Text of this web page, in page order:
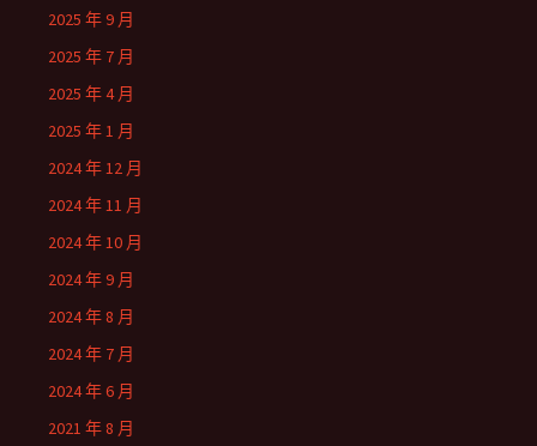
2025 年 9 月
2025 年 7 月
2025 年 4 月
2025 年 1 月
2024 年 12 月
2024 年 11 月
2024 年 10 月
2024 年 9 月
2024 年 8 月
2024 年 7 月
2024 年 6 月
2021 年 8 月